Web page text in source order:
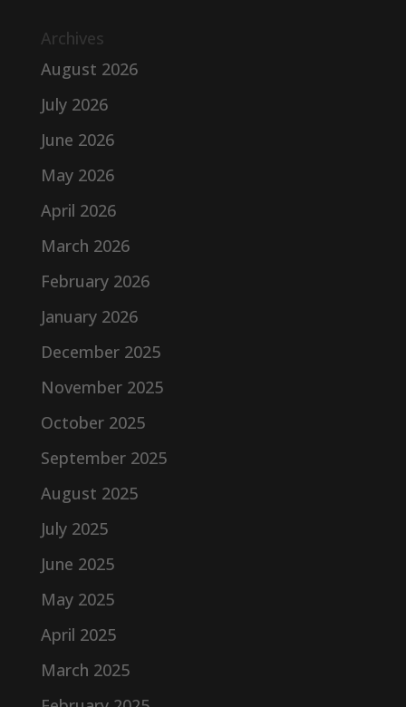
Archives
August 2026
July 2026
June 2026
May 2026
April 2026
March 2026
February 2026
January 2026
December 2025
November 2025
October 2025
September 2025
August 2025
July 2025
June 2025
May 2025
April 2025
March 2025